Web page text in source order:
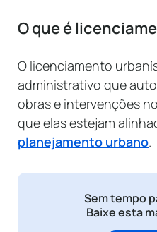
O que é
O licenciamento
administrativo que
obras e intervenções
que elas estejam
planejamento urbano.
Sem tempo
Baixe esta